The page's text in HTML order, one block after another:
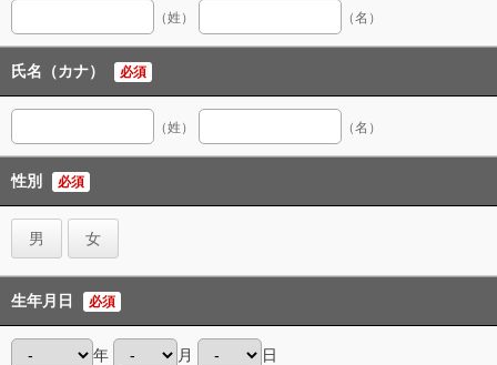
（姓） （名）
氏名（カナ） 必須
（姓） （名）
性別 必須
男 女
生年月日 必須
年 月 日